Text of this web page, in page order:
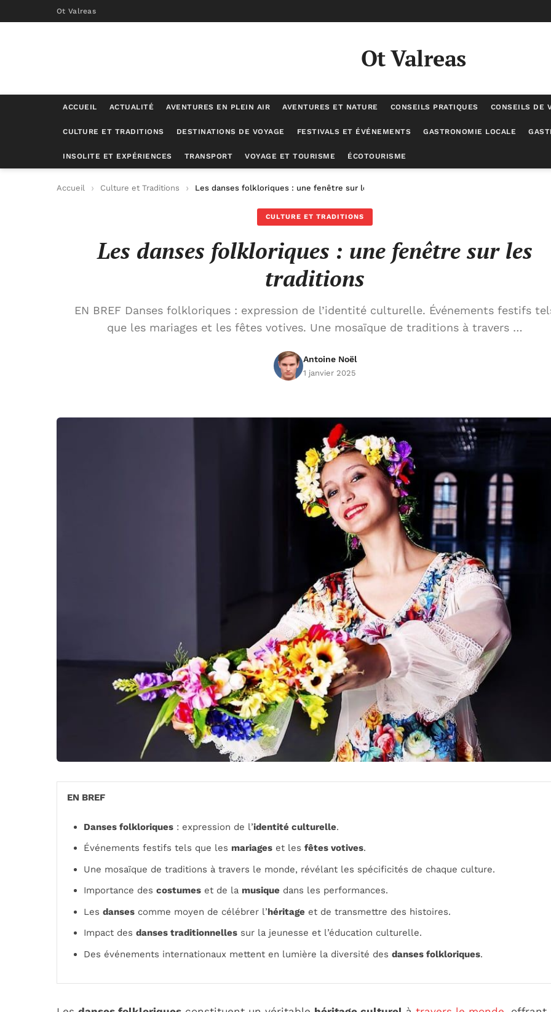
Ot Valreas
Ot Valreas
ACCUEIL ACTUALITÉ AVENTURES EN PLEIN AIR AVENTURES ET NATURE CONSEILS PRATIQUES CONSEILS DE
CULTURE ET TRADITIONS DESTINATIONS DE VOYAGE FESTIVALS ET ÉVÉNEMENTS GASTRONOMIE LOCALE
INSOLITE ET EXPÉRIENCES TRANSPORT VOYAGE ET TOURISME ÉCOTOURISME
Accueil Culture et Traditions Les danses folkloriques : une fenêtre sur les traditions
CULTURE ET TRADITIONS
Les danses folkloriques : une fenêtre sur les
traditions
EN BREF Danses folkloriques : expression de l’identité culturelle. Événements festifs
que les mariages et les fêtes votives. Une mosaïque de traditions à travers …
Antoine Noël
1 janvier 2025
EN BREF
Danses folkloriques : expression de l’identité culturelle.
Événements festifs tels que les mariages et les fêtes votives.
Une mosaïque de traditions à travers le monde, révélant les spécificités de chaque culture.
Importance des costumes et de la musique dans les performances.
Les danses comme moyen de célébrer l’héritage et de transmettre des histoires.
Impact des danses traditionnelles sur la jeunesse et l’éducation culturelle.
Des événements internationaux mettent en lumière la diversité des danses folkloriques.